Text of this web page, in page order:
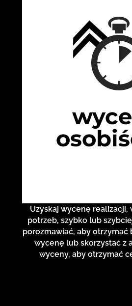
Uzyskaj wycenę realizacji,
potrzeb, szybko lub
porozmawiać, aby otrzymać
wycenę lub skorzystać z
wyceny, aby otrzymać